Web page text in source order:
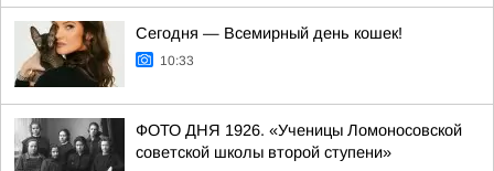
Сегодня — Всемирный день кошек!
10:33
ФОТО ДНЯ 1926. «Ученицы Ломоносовской
советской школы второй ступени»